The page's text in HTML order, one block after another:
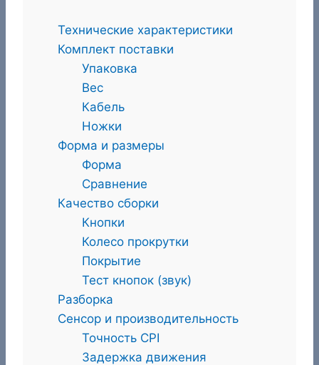
Технические характеристики
Комплект поставки
Упаковка
Вес
Кабель
Ножки
Форма и размеры
Форма
Сравнение
Качество сборки
Кнопки
Колесо прокрутки
Покрытие
Тест кнопок (звук)
Разборка
Сенсор и производительность
Точность CPI
Задержка движения